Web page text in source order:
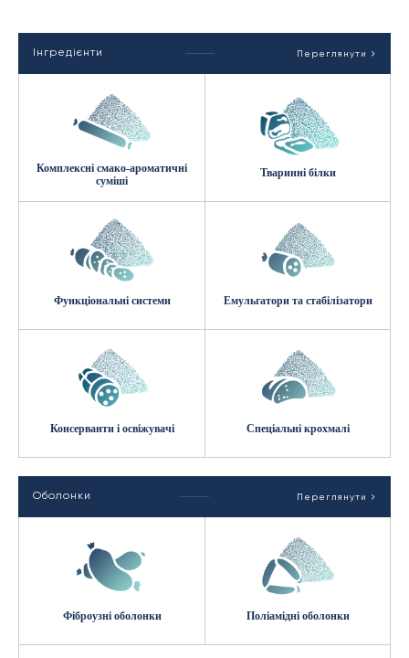
Інгредієнти Переглянути
Комплексні смако-ароматичні
суміші
Тваринні білки
Функціональні системи Емульгатори та стабілізатори
Консерванти і освіжувачі Спеціальні крохмалі
Оболонки Переглянути
Фіброузні оболонки Поліамідні оболонки